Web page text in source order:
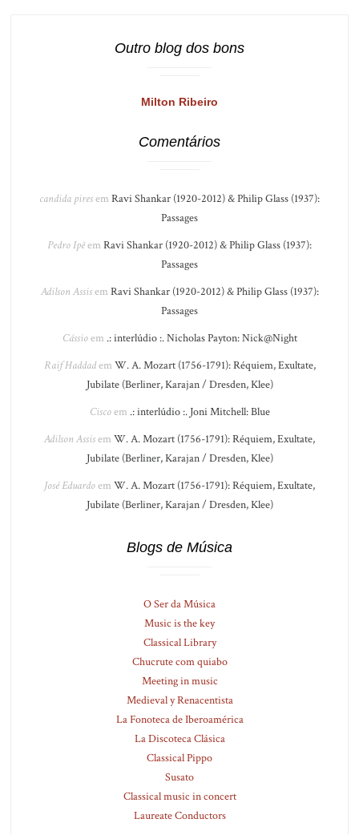
Outro blog dos bons
Milton Ribeiro
Comentários
candida piresem Ravi Shankar (1920-2012) & Philip Glass (1937):
Passages
Pedro Ipêem Ravi Shankar (1920-2012) & Philip Glass (1937):
Passages
Adilson Assisem Ravi Shankar (1920-2012) & Philip Glass (1937):
Passages
Cássioem .: interlúdio :. Nicholas Payton: Nick@Night
Raif Haddadem W. A. Mozart (1756-1791): Réquiem, Exultate,
Jubilate (Berliner, Karajan / Dresden, Klee)
Ciscoem .: interlúdio :. Joni Mitchell: Blue
Adilson Assisem W. A. Mozart (1756-1791): Réquiem, Exultate,
Jubilate (Berliner, Karajan / Dresden, Klee)
José Eduardoem W. A. Mozart (1756-1791): Réquiem, Exultate,
Jubilate (Berliner, Karajan / Dresden, Klee)
Blogs de Música
O Ser da Música
Music is the key
Classical Library
Chucrute com quiabo
Meeting in music
Medieval y Renacentista
La Fonoteca de Iberoamérica
La Discoteca Clásica
Classical Pippo
Susato
Classical music in concert
Laureate Conductors